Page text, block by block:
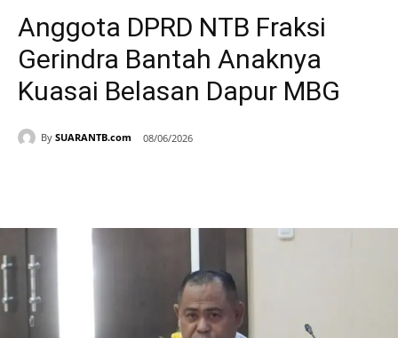
Anggota DPRD NTB Fraksi
Gerindra Bantah Anaknya
Kuasai Belasan Dapur MBG
By SUARANTB.com 08/06/2026